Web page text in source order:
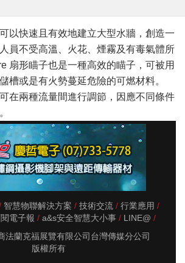
以快速且有效地建立大型水牆，創造一
員不受高溫、火花、煙霧及有毒氣體所
扇形瞄子也是一種高效的瞄子，可被用
槽或是有火勢蔓延危險的可燃材料。
在兩種流量間進行調節，因應不同條件
智慧物聯解決方案 技術交流
行業應用
電子報 a&s安全智慧大小事
LINE@
法蘭克福展覽有限公司台灣傳媒分公司
版權所有